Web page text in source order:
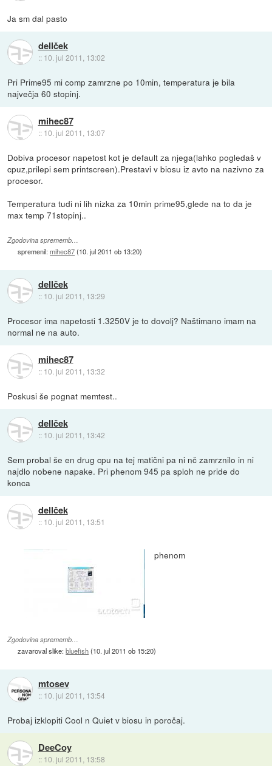
Ja sm dal pasto
dellček
:: 10. jul 2011, 13:02
Pri Prime95 mi comp zamrzne po 10min, temperatura je bila
največja 60 stopinj.
mihec87
:: 10. jul 2011, 13:07
Dobiva procesor napetost kot je default za njega(lahko pogledaš v
cpuz,prilepi sem printscreen).Prestavi v biosu iz avto na nazivno za
procesor.
Temperatura tudi ni lih nizka za 10min prime95,glede na to da je
max temp 71stopinj..
Zgodovina sprememb…
spremenil:mihec87(10. jul 2011 ob 13:20)
dellček
:: 10. jul 2011, 13:29
Procesor ima napetosti 1.3250V je to dovolj? Naštimano imam na
normal ne na auto.
mihec87
:: 10. jul 2011, 13:32
Poskusi še pognat memtest..
dellček
:: 10. jul 2011, 13:42
Sem probal še en drug cpu na tej matični pa ni nč zamrznilo in ni
najdlo nobene napake. Pri phenom 945 pa sploh ne pride do
konca
dellček
:: 10. jul 2011, 13:51
phenom
Zgodovina sprememb…
zavaroval slike:bluefish(10. jul 2011 ob 15:20)
mtosev
:: 10. jul 2011, 13:54
Probaj izklopiti Cool n Quiet v biosu in poročaj.
DeeCoy
:: 10. jul 2011, 13:58